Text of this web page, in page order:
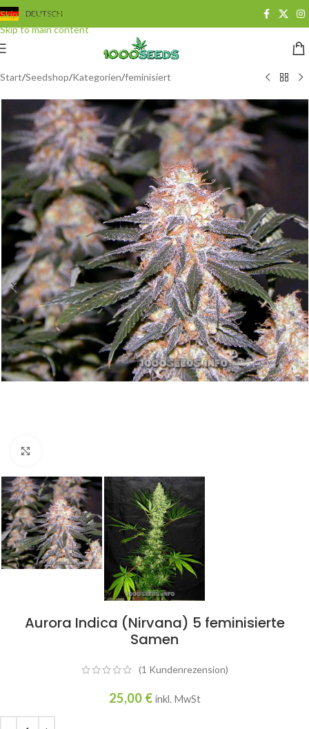
Skip to navigation
Skip to main content
DEUTSCH
Start/Seedshop/Kategorien/feminisiert
Aurora Indica (Nirvana) 5 feminisierte
Samen
(1 Kundenrezension)
25,00 € inkl. MwSt